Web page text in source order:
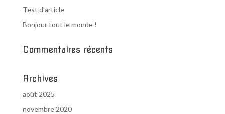
Test d’article
Bonjour tout le monde !
Commentaires récents
Archives
août 2025
novembre 2020